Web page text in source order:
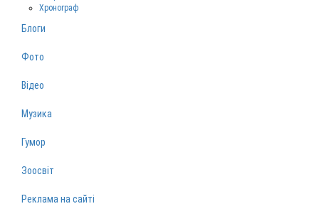
Хронограф
Блоги
Фото
Відео
Музика
Гумор
Зоосвіт
Реклама на сайті